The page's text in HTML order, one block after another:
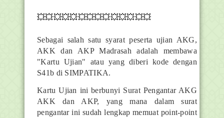
💥💥💥💥💥💥💥💥💥💥💥💥💥💥
Sebagai salah satu syarat peserta ujian AKG,
AKK dan AKP Madrasah adalah membawa
"Kartu Ujian" atau yang diberi kode dengan
S41b di SIMPATIKA.
Kartu Ujian ini berbunyi Surat Pengantar AKG
AKK dan AKP, yang mana dalam surat
pengantar ini sudah lengkap memuat point-point